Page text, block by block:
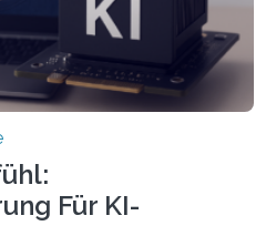
Für KI-